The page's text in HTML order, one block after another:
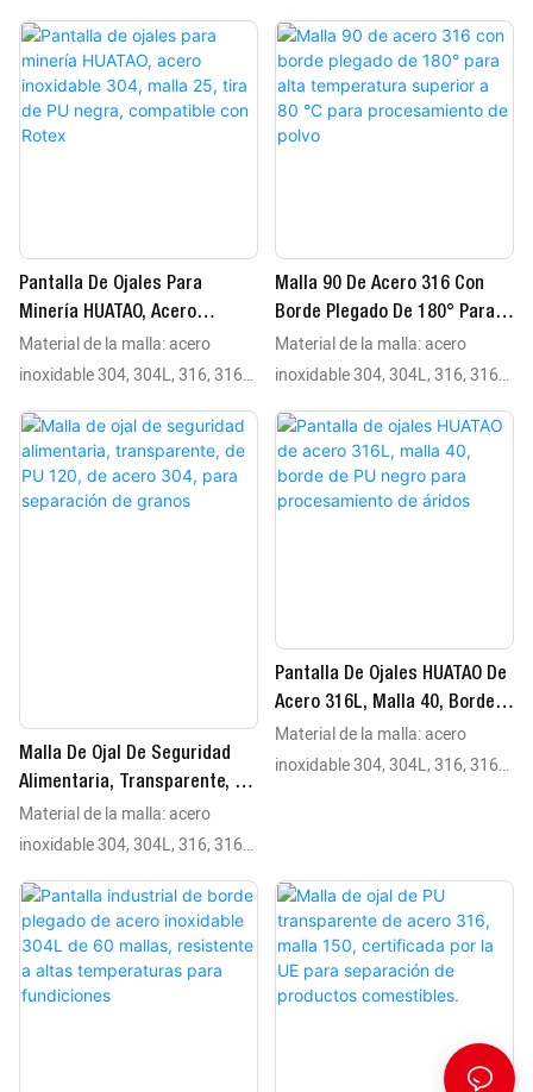
Material del borde: tiras de PU
(negras/transparentes), lona, ​​
silicona o bordes de malla de
alambre plegado Tipo de malla:
malla tejida Rango de
°C
silicona o bordes de malla de
alambre plegado Tipo de malla:
malla tejida Rango de
temperatura: diseño de borde
plegado recomendado para
Pantalla De Ojales Para
Minería HUATAO, Acero
Inoxidable 304, Malla 25, Tira
De PU Negra, Compatible Con
Material de la malla: acero
inoxidable 304, 304L, 316, 316L
Material del borde: tiras de PU
(negras/transparentes), lona, ​​
silicona o bordes de malla de
alambre plegado Tipo de malla:
Malla 90 De Acero 316 Con
Borde Plegado De 180° Para
Alta Temperatura Superior A
80 °C Para Procesamiento De
Material de la malla: acero
inoxidable 304, 304L, 316, 316L
Material del borde: tiras de PU
(negras/transparentes), lona, ​​
silicona o bordes de malla de
alambre plegado Tipo de malla:
°C
Malla De Ojal De Seguridad
Alimentaria, Transparente, De
PU 120, De Acero 304, Para
Separación De Granos
Material de la malla: acero
inoxidable 304, 304L, 316, 316L
Material del borde: tiras de PU
(negras/transparentes), lona, ​​
silicona o bordes de malla de
alambre plegado Tipo de malla:
malla tejida Rango de
Pantalla De Ojales HUATAO De
Acero 316L, Malla 40, Borde
De PU Negro Para
Procesamiento De Áridos
Material de la malla: acero
inoxidable 304, 304L, 316, 316L
alambre plegado Tipo de malla:
malla tejida Rango de
temperatura: diseño de borde
plegado recomendado para
aplicaciones que superen los 80